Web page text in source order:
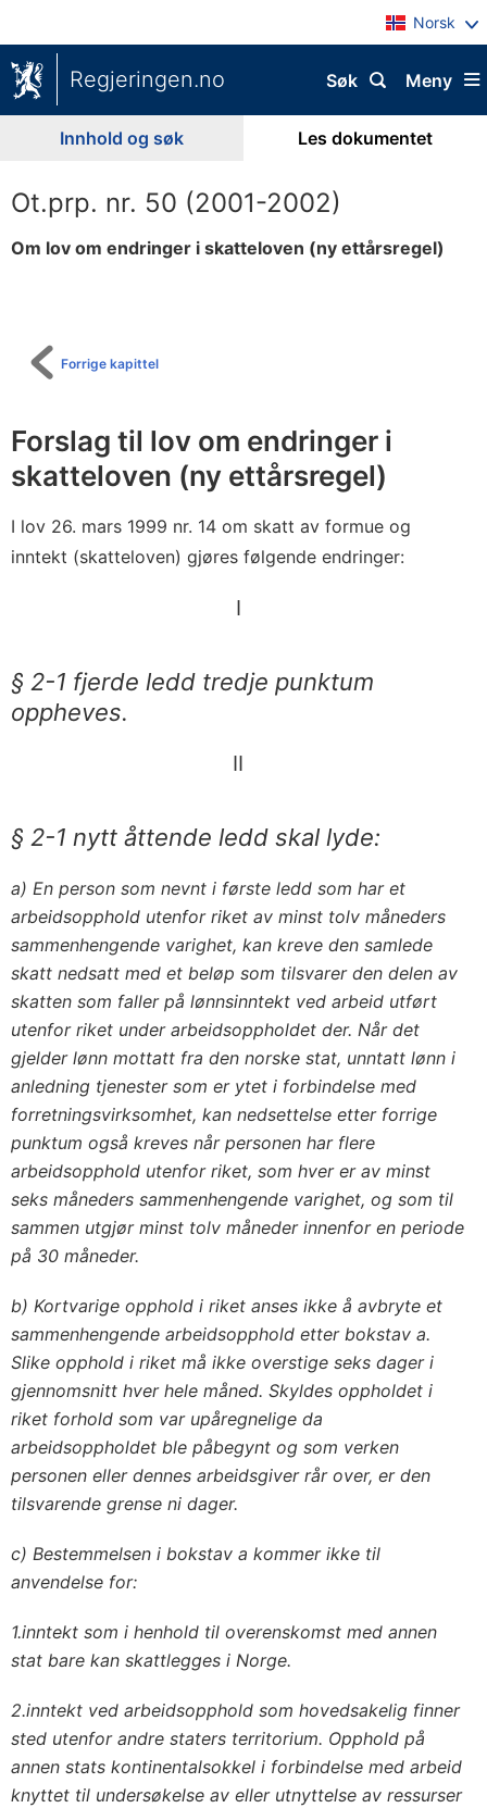
Norsk
Regjeringen.no Meny
Søk
Innhold og søk Les dokumentet
Ot.prp. nr. 50 (2001-2002)
Om lov om endringer i skatteloven (ny ettårsregel)
Forrige kapittel
Forslag til lov om endringer i
skatteloven (ny ettårsregel)
I lov 26. mars 1999 nr. 14 om skatt av formue og
inntekt (skatteloven) gjøres følgende endringer:
I
§ 2-1 fjerde ledd tredje punktum
oppheves.
II
§ 2-1 nytt åttende ledd skal lyde:
a) En person som nevnt i første ledd som har et
arbeidsopphold utenfor riket av minst tolv måneders
sammenhengende varighet, kan kreve den samlede
skatt nedsatt med et beløp som tilsvarer den delen av
skatten som faller på lønnsinntekt ved arbeid utført
utenfor riket under arbeidsoppholdet der. Når det
gjelder lønn mottatt fra den norske stat, unntatt lønn i
anledning tjenester som er ytet i forbindelse med
forretningsvirksomhet, kan nedsettelse etter forrige
punktum også kreves når personen har flere
arbeidsopphold utenfor riket, som hver er av minst
seks måneders sammenhengende varighet, og som til
sammen utgjør minst tolv måneder innenfor en periode
på 30 måneder.
b) Kortvarige opphold i riket anses ikke å avbryte et
sammenhengende arbeidsopphold etter bokstav a.
Slike opphold i riket må ikke overstige seks dager i
gjennomsnitt hver hele måned. Skyldes oppholdet i
riket forhold som var upåregnelige da
arbeidsoppholdet ble påbegynt og som verken
personen eller dennes arbeidsgiver rår over, er den
tilsvarende grense ni dager.
c) Bestemmelsen i bokstav a kommer ikke til
anvendelse for:
1.inntekt som i henhold til overenskomst med annen
stat bare kan skattlegges i Norge.
2.inntekt ved arbeidsopphold som hovedsakelig finner
sted utenfor andre staters territorium. Opphold på
annen stats kontinentalsokkel i forbindelse med arbeid
knyttet til undersøkelse av eller utnyttelse av ressurser